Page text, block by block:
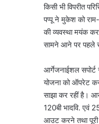
किसी भी विपरीत
पप्पू ने मुकेश को
की व्यवस्था मयंक
सामने आने पर पहले से
आर्गेजनाईशल
योजना को ऑपरेट
साझा कर रहीं है।
120बी भादवि. एवं
आउट करने तथा पूरी